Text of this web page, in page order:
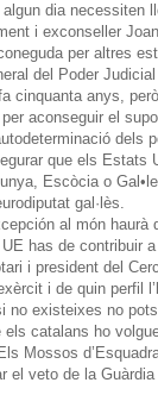
dia necessiten
i exconseller
per altres
del Poder
cinquanta anys,
aconseguir el
dels
que els Estats
Escòcia o
gal·lès.
al món haurà
has de contribuir
i president del
i de quin perfil
no existeixes no
els catalans ho
Mossos
el veto de la